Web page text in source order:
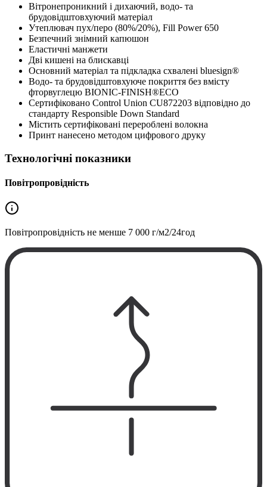
Вітронепроникний і дихаючий, водо- та
брудовідштовхуючий матеріал
Утеплювач пух/перо (80%/20%), Fill Power 650
Безпечний знімний капюшон
Еластичні манжети
Дві кишені на блискавці
Основний матеріал та підкладка схвалені bluesign®
Водо- та брудовідштовхуюче покриття без вмісту
фторвуглецю BIONIC-FINISH®ECO
Сертифіковано Control Union CU872203 відповідно до
стандарту Responsible Down Standard
Містить сертифіковані перероблені волокна
Принт нанесено методом цифрового друку
Технологічні показники
Повітропровідність
Повітропровідність не менше 7 000 г/м2/24год